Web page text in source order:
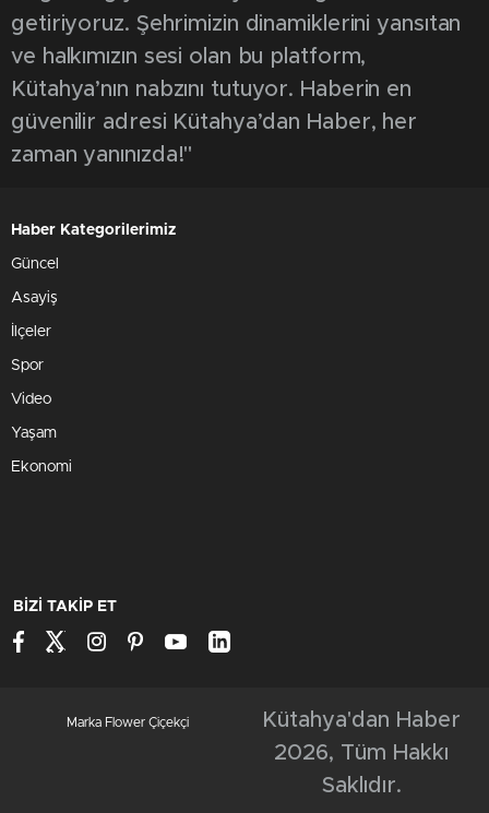
getiriyoruz. Şehrimizin dinamiklerini yansıtan
ve halkımızın sesi olan bu platform,
Kütahya’nın nabzını tutuyor. Haberin en
güvenilir adresi Kütahya’dan Haber, her
zaman yanınızda!"
Haber Kategorilerimiz
Güncel
Asayiş
İlçeler
Spor
Video
Yaşam
Ekonomi
BİZİ TAKİP ET
Marka Flower Çiçekçi
Kütahya'dan Haber
2026, Tüm Hakkı
Saklıdır.